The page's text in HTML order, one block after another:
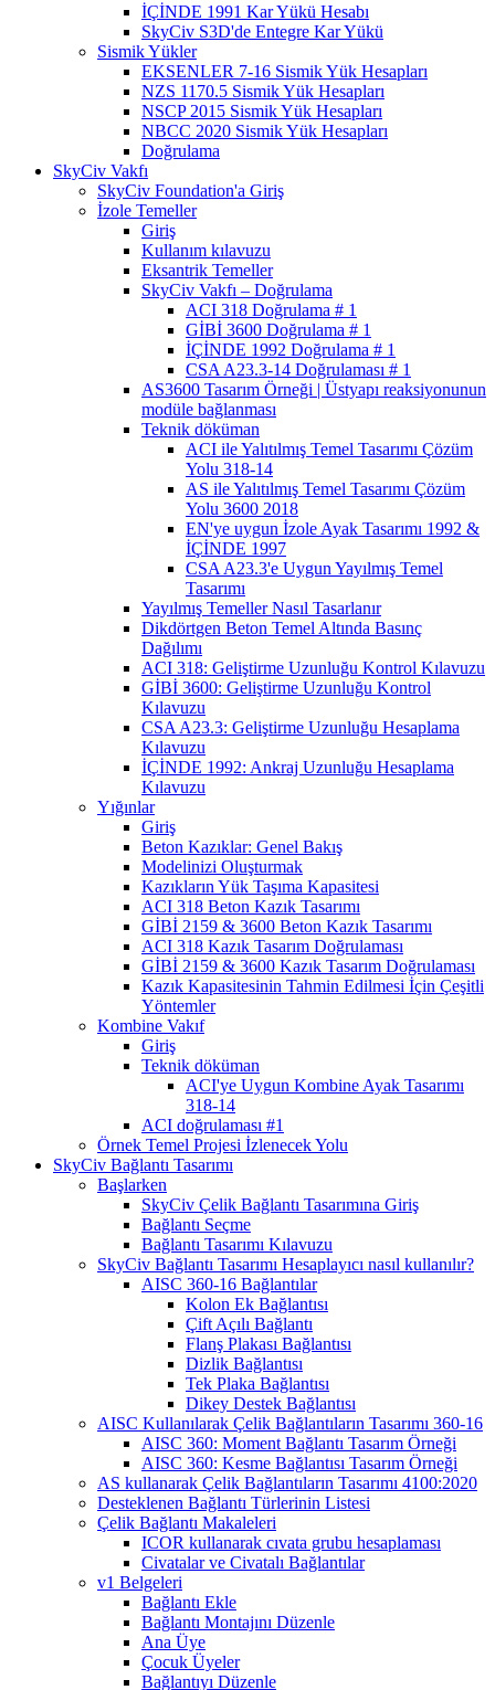
İÇİNDE 1991 Kar Yükü Hesabı
SkyCiv S3D'de Entegre Kar Yükü
Sismik Yükler
EKSENLER 7-16 Sismik Yük Hesapları
NZS 1170.5 Sismik Yük Hesapları
NSCP 2015 Sismik Yük Hesapları
NBCC 2020 Sismik Yük Hesapları
Doğrulama
SkyCiv Vakfı
SkyCiv Foundation'a Giriş
İzole Temeller
Giriş
Kullanım kılavuzu
Eksantrik Temeller
SkyCiv Vakfı – Doğrulama
ACI 318 Doğrulama # 1
GİBİ 3600 Doğrulama # 1
İÇİNDE 1992 Doğrulama # 1
CSA A23.3-14 Doğrulaması # 1
AS3600 Tasarım Örneği | Üstyapı reaksiyonunun
modüle bağlanması
Teknik döküman
ACI ile Yalıtılmış Temel Tasarımı Çözüm
Yolu 318-14
AS ile Yalıtılmış Temel Tasarımı Çözüm
Yolu 3600 2018
EN'ye uygun İzole Ayak Tasarımı 1992 &
İÇİNDE 1997
CSA A23.3'e Uygun Yayılmış Temel
Tasarımı
Yayılmış Temeller Nasıl Tasarlanır
Dikdörtgen Beton Temel Altında Basınç
Dağılımı
ACI 318: Geliştirme Uzunluğu Kontrol Kılavuzu
GİBİ 3600: Geliştirme Uzunluğu Kontrol
Kılavuzu
CSA A23.3: Geliştirme Uzunluğu Hesaplama
Kılavuzu
İÇİNDE 1992: Ankraj Uzunluğu Hesaplama
Kılavuzu
Yığınlar
Giriş
Beton Kazıklar: Genel Bakış
Modelinizi Oluşturmak
Kazıkların Yük Taşıma Kapasitesi
ACI 318 Beton Kazık Tasarımı
GİBİ 2159 & 3600 Beton Kazık Tasarımı
ACI 318 Kazık Tasarım Doğrulaması
GİBİ 2159 & 3600 Kazık Tasarım Doğrulaması
Kazık Kapasitesinin Tahmin Edilmesi İçin Çeşitli
Yöntemler
Kombine Vakıf
Giriş
Teknik döküman
ACI'ye Uygun Kombine Ayak Tasarımı
318-14
ACI doğrulaması #1
Örnek Temel Projesi İzlenecek Yolu
SkyCiv Bağlantı Tasarımı
Başlarken
SkyCiv Çelik Bağlantı Tasarımına Giriş
Bağlantı Seçme
Bağlantı Tasarımı Kılavuzu
SkyCiv Bağlantı Tasarımı Hesaplayıcı nasıl kullanılır?
AISC 360-16 Bağlantılar
Kolon Ek Bağlantısı
Çift Açılı Bağlantı
Flanş Plakası Bağlantısı
Dizlik Bağlantısı
Tek Plaka Bağlantısı
Dikey Destek Bağlantısı
AISC Kullanılarak Çelik Bağlantıların Tasarımı 360-16
AISC 360: Moment Bağlantı Tasarım Örneği
AISC 360: Kesme Bağlantısı Tasarım Örneği
AS kullanarak Çelik Bağlantıların Tasarımı 4100:2020
Desteklenen Bağlantı Türlerinin Listesi
Çelik Bağlantı Makaleleri
ICOR kullanarak cıvata grubu hesaplaması
Civatalar ve Civatalı Bağlantılar
v1 Belgeleri
Bağlantı Ekle
Bağlantı Montajını Düzenle
Ana Üye
Çocuk Üyeler
Bağlantıyı Düzenle